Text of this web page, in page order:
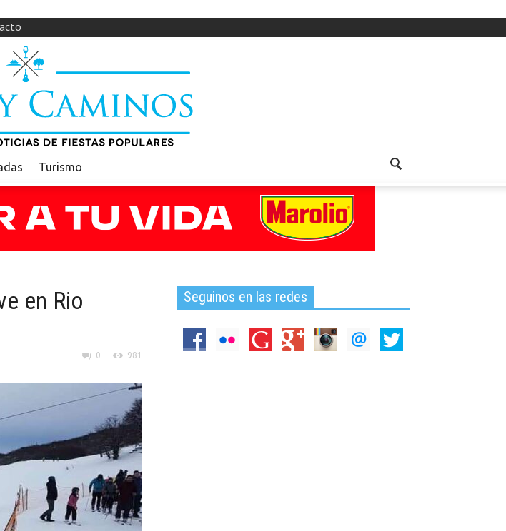
Turismo
en Rio
0 981
Seguinos en las redes